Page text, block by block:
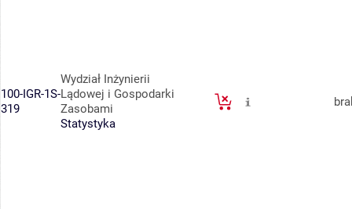
100-IGR-1S-
319
Wydział Inżynierii
Lądowej i Gospodarki
Zasobami
Statystyka